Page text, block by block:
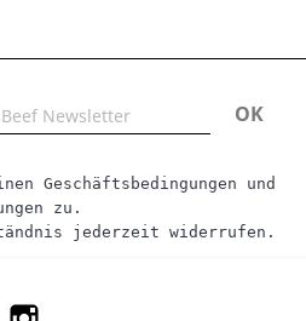
Geschäftsbedingungen und
zu.
jederzeit widerrufen.